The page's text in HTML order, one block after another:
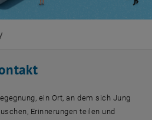
ein Ort, an dem sich Jung
Erinnerungen teilen und